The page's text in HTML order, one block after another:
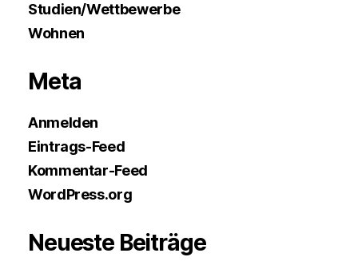
Studien/Wettbewerbe
Wohnen
Meta
Anmelden
Eintrags-Feed
Kommentar-Feed
WordPress.org
Neueste Beiträge